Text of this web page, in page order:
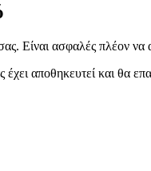
Είναι ασφαλές πλέον να
αποθηκευτεί και θα